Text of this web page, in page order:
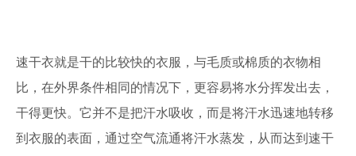
速干衣就是干的比较快的衣服，与毛质或棉质的衣物相
比，在外界条件相同的情况下，更容易将水分挥发出去，
干得更快。它并不是把汗水吸收，而是将汗水迅速地转移
到衣服的表面，通过空气流通将汗水蒸发，从而达到速干